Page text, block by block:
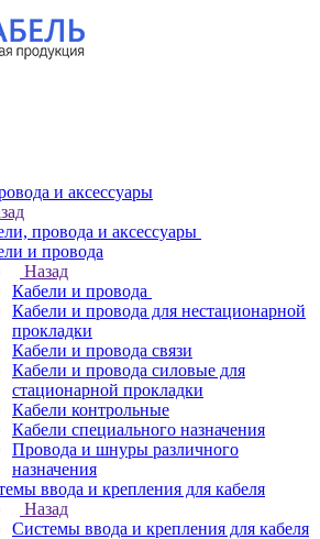
и аксессуары
провода и аксессуары
и провода
Назад
Кабели и провода
Кабели и провода для нестационарной
прокладки
Кабели и провода связи
Кабели и провода силовые для
стационарной прокладки
Кабели контрольные
Кабели специального назначения
Провода и шнуры различного
назначения
ввода и крепления для кабеля
Назад
Системы ввода и крепления для кабеля